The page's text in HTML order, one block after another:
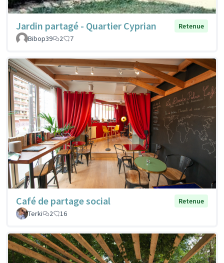
Jardin partagé - Quartier Cyprian
Retenue
Bibop39
2 7
Café de partage social
Retenue
Terki
2 16